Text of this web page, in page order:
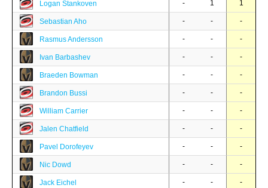
Logan Stankoven - 1 1
Sebastian Aho - - -
Rasmus Andersson - - -
Ivan Barbashev - - -
Braeden Bowman - - -
Brandon Bussi - - -
William Carrier - - -
Jalen Chatfield - - -
Pavel Dorofeyev - - -
Nic Dowd - - -
Jack Eichel - - -